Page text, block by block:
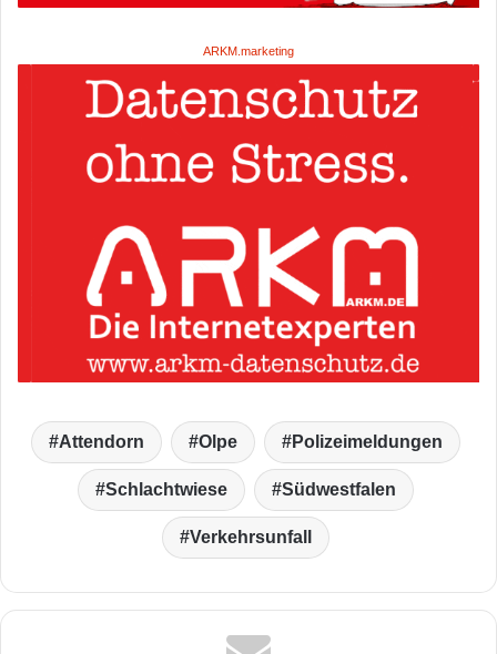
ARKM.marketing
Attendorn Olpe Polizeimeldungen
Schlachtwiese Südwestfalen
Verkehrsunfall